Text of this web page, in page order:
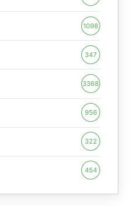
1098
347
3368
956
322
454